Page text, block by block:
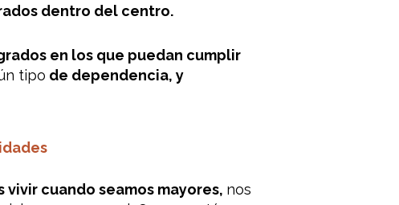
dentro del centro.
en los que puedan cumplir
tipo de dependencia, y
vivir cuando seamos mayores, nos